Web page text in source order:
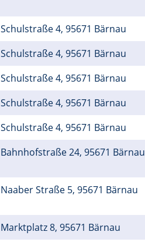
Schulstraße 4, 95671 Bärnau
Schulstraße 4, 95671 Bärnau
Schulstraße 4, 95671 Bärnau
Schulstraße 4, 95671 Bärnau
Schulstraße 4, 95671 Bärnau
Bahnhofstraße 24, 95671 Bärnau
Naaber Straße 5, 95671 Bärnau
Marktplatz 8, 95671 Bärnau